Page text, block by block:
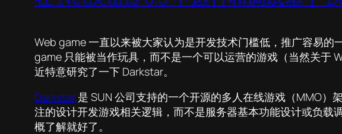
Web game 一直以来被大家认为是开发技术门槛低，推广容易
game 只能被当作玩具，而不是一个可以运营的游戏（当然关于
近特意研究了一下 Darkstar。
Darkstar 是 SUN 公司支持的一个开源的多人在线游戏（MMO
注的设计开发游戏相关逻辑，而不是服务器基本功能设计或负
概了解就好了。